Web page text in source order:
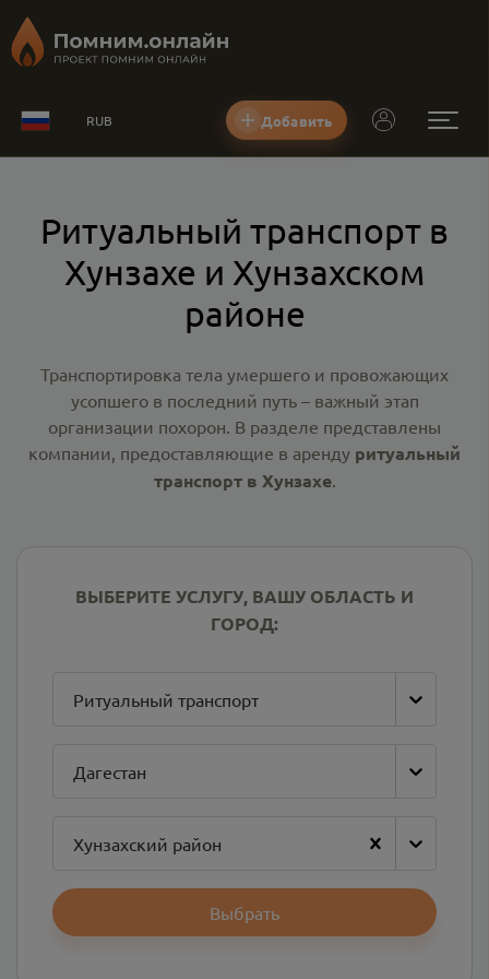
RUB Добавить
Ритуальный транспорт в
Хунзахе и Хунзахском
районе
Транспортировка тела умершего и провожающих
усопшего в последний путь – важный этап
организации похорон. В разделе представлены
компании, предоставляющие в аренду ритуальный
транспорт в Хунзахе.
ВЫБЕРИТЕ УСЛУГУ, ВАШУ ОБЛАСТЬ И
ГОРОД:
Ритуальный транспорт
Дагестан
Хунзахский район
Выбрать